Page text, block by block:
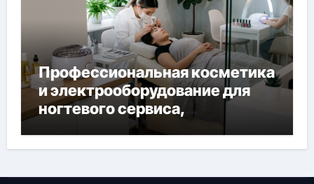
Профессиональная косметика
и электрооборудование для
ногтевого сервиса,
наращивания ресниц и
депиляции